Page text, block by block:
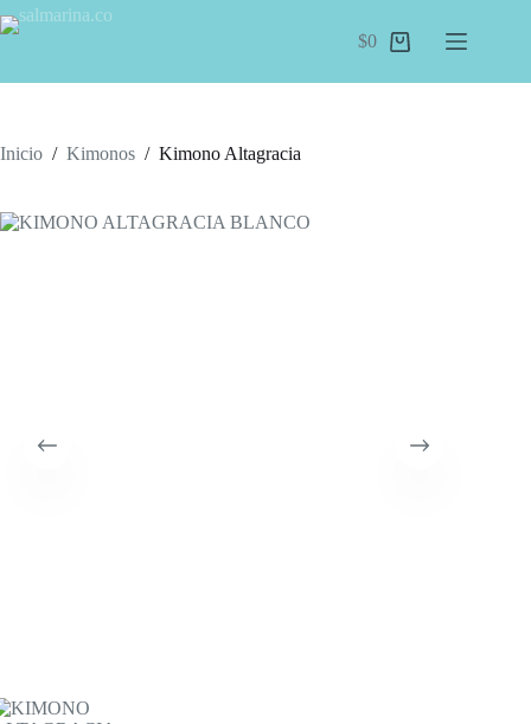
Saltar
al
Carro
$0
Inicio / Kimonos / Kimono Altagracia